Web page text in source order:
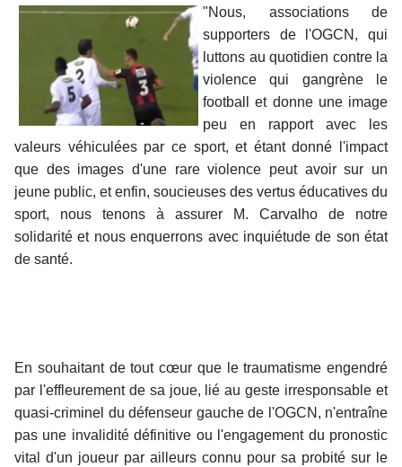
"Nous, associations de
supporters de l'OGCN, qui
luttons au quotidien contre la
violence qui gangrène le
football et donne une image
peu en rapport avec les
valeurs véhiculées par ce sport, et étant donné l'impact
que des images d'une rare violence peut avoir sur un
jeune public, et enfin, soucieuses des vertus éducatives du
sport, nous tenons à assurer M. Carvalho de notre
solidarité et nous enquerrons avec inquiétude de son état
de santé.
En souhaitant de tout cœur que le traumatisme engendré
par l'effleurement de sa joue, lié au geste irresponsable et
quasi-criminel du défenseur gauche de l'OGCN, n'entraîne
pas une invalidité définitive ou l'engagement du pronostic
vital d'un joueur par ailleurs connu pour sa probité sur le